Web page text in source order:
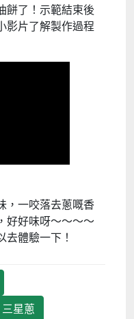
餅了！示範結束後
影片了解製作過程
，一咬落去蔥嘅香
好好味呀～～～～
體驗一下！
三星蔥